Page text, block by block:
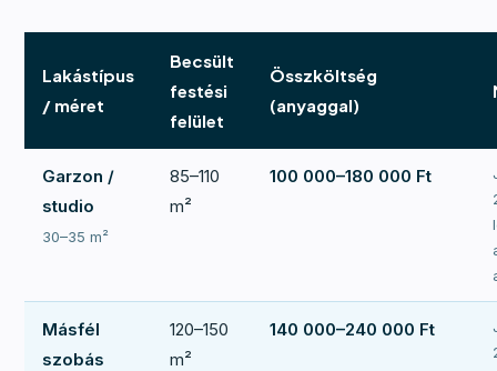
Lakástípus
/ méret
Becsült
festési
felület
Összköltség
(anyaggal)
Garzon /
studio
30–35 m²
85–110
m²
100 000–180 000 Ft
Másfél
szobás
120–150
m²
140 000–240 000 Ft